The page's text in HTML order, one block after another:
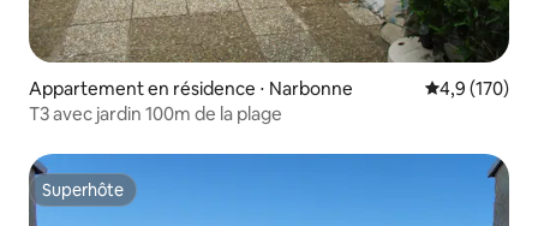
Appartement en résidence ⋅ Narbonne Évaluation
4,9 (170)
T3 avec jardin 100m de la plage
Superhôte
Superhôte